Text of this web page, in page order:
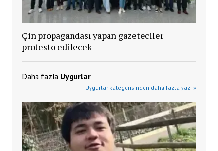
Çin propagandası yapan gazeteciler
protesto edilecek
Daha fazla Uygurlar
Uygurlar kategorisinden daha fazla yazı »